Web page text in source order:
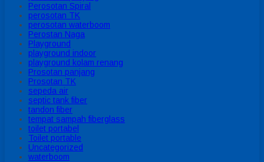
Perosotan Spiral
perosotan TK
perosotan waterboom
Perostan Naga
Playground
playground indoor
playground kolam renang
Prosotan panjang
Prosotan TK
sepeda air
septic tank fiber
tandon fiber
tempat sampah fiberglass
toilet portabel
Toilet portable
Uncategorized
waterboom